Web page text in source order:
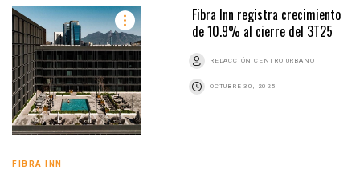
Fibra Inn registra crecimiento
de 10.9% al cierre del 3T25
REDACCIÓN CENTRO URBANO
OCTUBRE 30, 2025
FIBRA INN